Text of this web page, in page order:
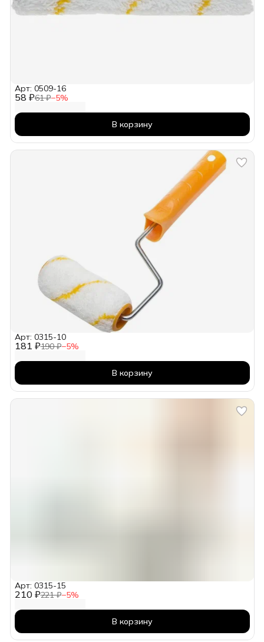
58 ₽61 ₽−5%
Арт: 0509-16
В корзину
181 ₽190 ₽−5%
Арт: 0315-10
В корзину
210 ₽221 ₽−5%
Арт: 0315-15
В корзину